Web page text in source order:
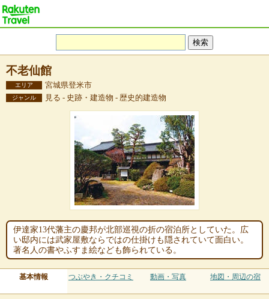
不老仙館
エリア 宮城県登米市
ジャンル 見る - 史跡・建造物 - 歴史的建造物
伊達家13代藩主の慶邦が北部巡視の折の宿泊所としていた。広
い邸内には武家屋敷ならではの仕掛けも隠されていて面白い。
著名人の書やふすま絵なども飾られている。
基本情報 つぶやき・クチコミ 動画・写真 地図・周辺の宿